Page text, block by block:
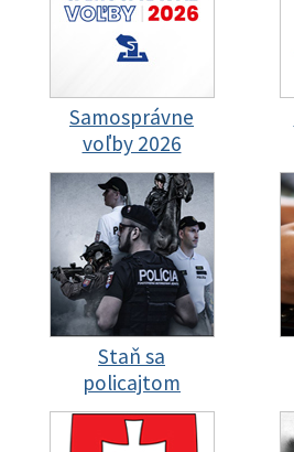
Samosprávne
voľby 2026
Staň sa
policajtom